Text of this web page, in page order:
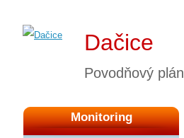
Dačice
Povodňový
Monitoring